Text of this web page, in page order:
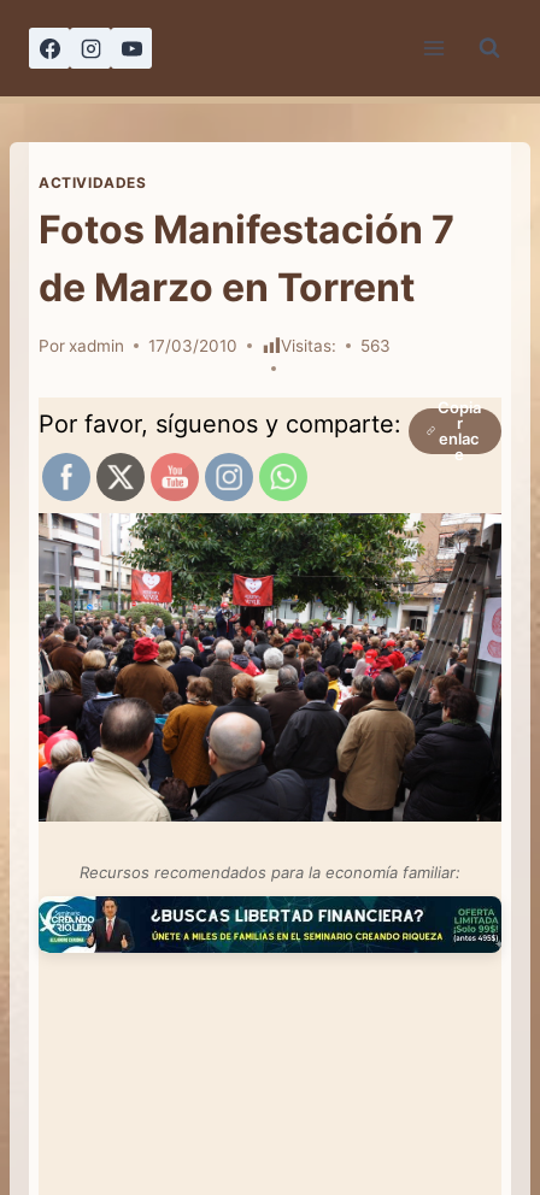
ACTIVIDADES
Fotos Manifestación 7
de Marzo en Torrent
Por xadmin 17/03/2010 Visitas: 563
Por favor, síguenos y comparte:
Copia
r
enlac
e
Recursos recomendados para la economía familiar: